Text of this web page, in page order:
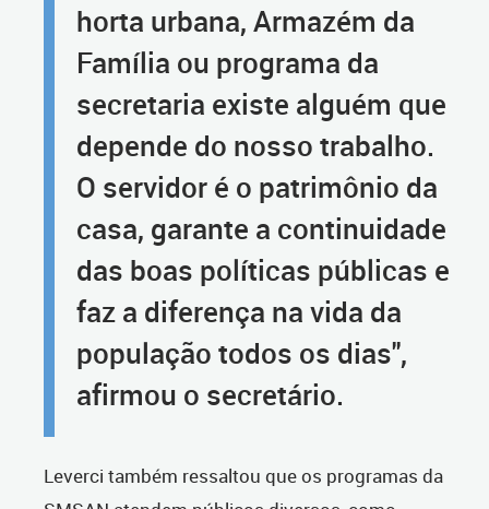
horta urbana, Armazém da
Família ou programa da
secretaria existe alguém que
depende do nosso trabalho.
O servidor é o patrimônio da
casa, garante a continuidade
das boas políticas públicas e
faz a diferença na vida da
população todos os dias",
afirmou o secretário.
Leverci também ressaltou que os programas da